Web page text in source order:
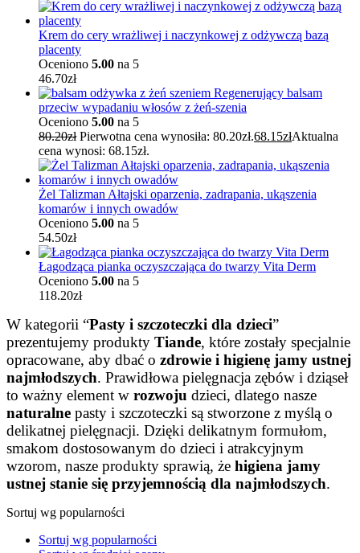
Krem do cery wrażliwej i naczynkowej z odżywczą bazą
placenty
Oceniono 5.00 na 5
46.70zł
Regenerujący balsam
przeciw wypadaniu włosów z żeń-szenia
Oceniono 5.00 na 5
80.20zł Pierwotna cena wynosiła: 80.20zł.68.15złAktualna
cena wynosi: 68.15zł.
Żel Talizman Ałtajski oparzenia, zadrapania, ukąszenia
komarów i innych owadów
Oceniono 5.00 na 5
54.50zł
Łagodząca pianka oczyszczająca do twarzy Vita Derm
Oceniono 5.00 na 5
118.20zł
W kategorii “Pasty i szczoteczki dla dzieci”
prezentujemy produkty Tiande, które zostały specjalnie
opracowane, aby dbać o zdrowie i higienę jamy ustnej
najmłodszych. Prawidłowa pielęgnacja zębów i dziąseł
to ważny element w rozwoju dzieci, dlatego nasze
naturalne pasty i szczoteczki są stworzone z myślą o
delikatnej pielęgnacji. Dzięki delikatnym formułom,
smakom dostosowanym do dzieci i atrakcyjnym
wzorom, nasze produkty sprawią, że higiena jamy
ustnej stanie się przyjemnością dla najmłodszych.
Sortuj wg popularności
Sortuj wg popularności